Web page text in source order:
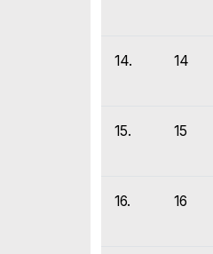
14. 14
15. 15
16. 16